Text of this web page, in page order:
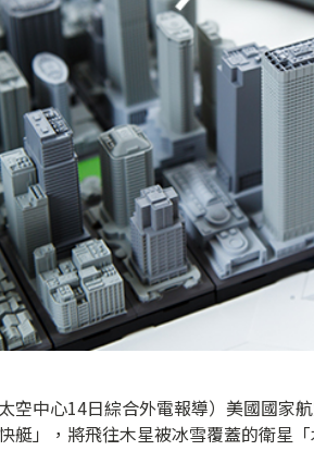
空中心14日綜合外電報導）美國國家
艇」，將飛往木星被冰雪覆蓋的衛星